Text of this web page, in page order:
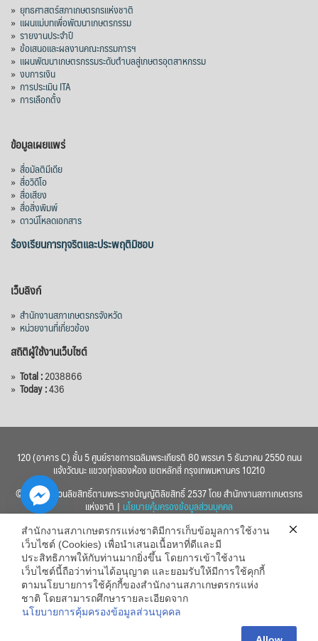
» ยุทธศาสตร์สภาเกษตรกรแห่งชาติ
» แผนแม่บทเพื่อพัฒนาเกษตรกรรม
» รายงานประจำปี
» ข้อเสนอและผลงานคณะกรรมการฯ
» แผนพัฒนาเกษตรกรรมระดับตำบลสู่เกษตรอุตสาหกรรม
» งบการเงิน
» การประเมิน ITA
» การเลือกตั้ง
ข้อมูลเผยแพร่
» สื่อมัลติมีเดีย
» สื่อวิดีโอ
» สื่อเสียง
» สื่อสิ่งพิมพ์
» ดาวน์โหลดเอกสาร
ร้องเรียนการทุจริตและประพฤติมิชอบ
เว็บลิงก์
» สำนักงานสภาเกษตรกรจังหวัด
» หน่วยงานที่เกี่ยวข้อง
สถิติผู้ใช้งานเว็บไซต์
» Total :2038866
» Today :436
120 (อาคาร C) ชั้น 5 ศูนย์ราชการเฉลิมพระเกียรติ 80 พรรษา 5 ธันวาคม 2550 ถนน
แจ้งวัฒนะ แขวงทุ่งสองห้อง เขตหลักสี่ กรุงเทพมหานคร 10210
© 2560 สงวนลิขสิทธิ์ตามพระราชบัญญัติลิขสิทธิ์ 2537 โดย สำนักงานสภาเกษตรกร
แห่งชาติ | นโยบายคุ้มครองข้อมูลส่วนบุคคล
สำนักงานสภาเกษตรกรแห่งชาติมีการเก็บข้อมูลการใช้งาน
เว็บไซต์ (Cookies) เพื่อนำเสนอเนื้อหาที่ดีและมี
ประสิทธิภาพให้กับท่านมากยิ่งขึ้น โดยการเข้าใช้งาน
เว็บไซต์นี้ถือว่าท่านได้อนุญาต และยอมรับให้มีการใช้คุกกี้
ตามนโยบายการใช้คุ้กกี้ของสำนักงานสภาเกษตรกรแห่ง
ชาติ โดยสามารถศึกษารายละเอียดจาก
นโยบายการคุ้มครองข้อมูลส่วนบุคคล
Hide
chaty